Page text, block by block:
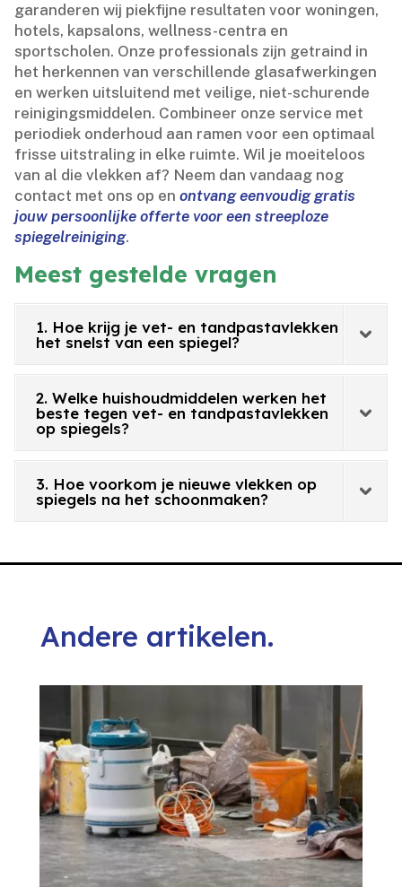
garanderen wij piekfijne resultaten voor woningen,
hotels, kapsalons, wellness-centra en
sportscholen.​ Onze professionals zijn getraind in
het herkennen van verschillende glasafwerkingen
en werken uitsluitend met veilige, niet-schurende
reinigingsmiddelen.​ Combineer onze service met
periodiek onderhoud aan ramen voor een optimaal
frisse uitstraling in elke ruimte.​ Wil je moeiteloos
van al die vlekken af? Neem dan vandaag nog
contact met ons op enontvang eenvoudig gratis
jouw persoonlijke offerte voor een streeploze
spiegelreiniging.​
Meest gestelde vragen
1. Hoe krijg je vet- en tandpastavlekken
het snelst van een spiegel?
2. Welke huishoudmiddelen werken het
beste tegen vet- en tandpastavlekken
op spiegels?
3. Hoe voorkom je nieuwe vlekken op
spiegels na het schoonmaken?
Andere artikelen.